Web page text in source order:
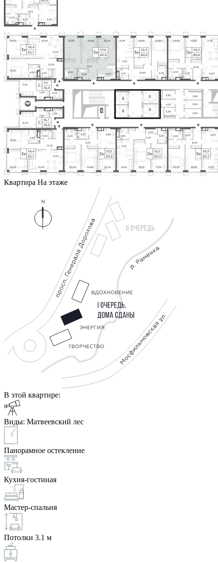
Квартира На этаже
В этой квартире:
Виды: Матвеевский лес
Панорамное остекление
Кухня-гостиная
Мастер-спальня
Потолки 3.1 м